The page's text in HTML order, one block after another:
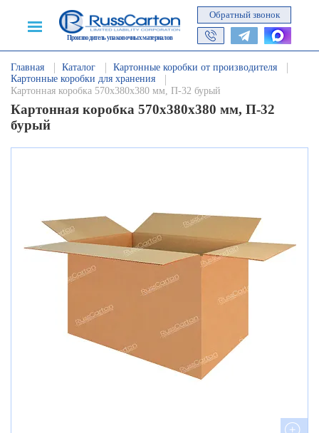
Производитель упаковочных материалов
Обратный звонок
Главная Каталог
Картонные коробки от производителя
Картонные коробки для хранения
Картонная коробка 570х380х380 мм, П-32 бурый
Картонная коробка 570х380х380 мм, П-32
бурый